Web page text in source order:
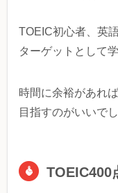
TOEIC初心者、英
ターゲットとして
時間に余裕があれ
目指すのがいいでし
TOEIC400